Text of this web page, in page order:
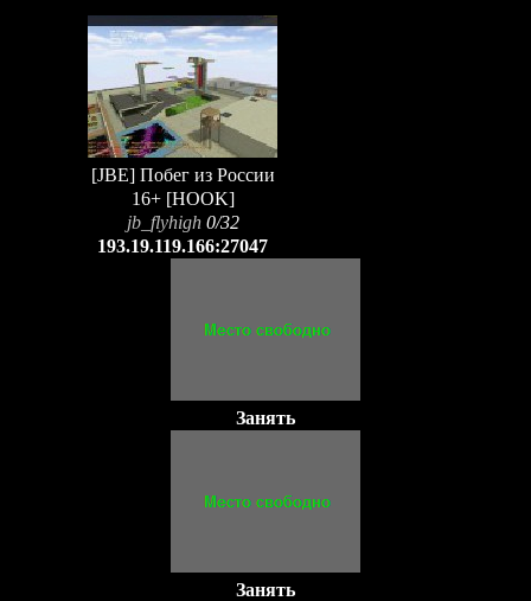
[JBE] Побег из России
16+ [HOOK]
jb_flyhigh 0/32
193.19.119.166:27047
Занять
Занять